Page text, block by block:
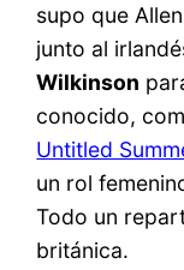
supo que
junto al
Wilkinson
conocido,
Untitled
un rol
Todo un
británica.